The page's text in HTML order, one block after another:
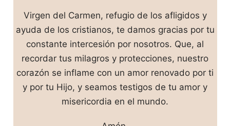
Virgen del Carmen, refugio de los afligidos y
ayuda de los cristianos, te damos gracias por tu
constante intercesión por nosotros. Que, al
recordar tus milagros y protecciones, nuestro
corazón se inflame con un amor renovado por ti
y por tu Hijo, y seamos testigos de tu amor y
misericordia en el mundo.